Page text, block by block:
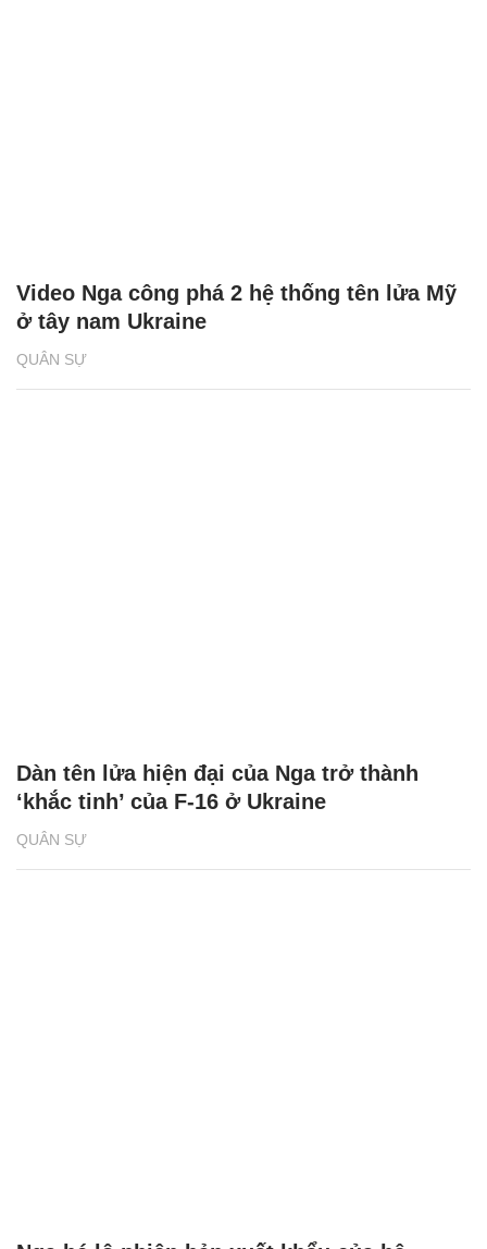
QUÂN SỰ
Video Nga công phá 2 hệ thống tên lửa Mỹ
ở tây nam Ukraine
QUÂN SỰ
Dàn tên lửa hiện đại của Nga trở thành
‘khắc tinh’ của F-16 ở Ukraine